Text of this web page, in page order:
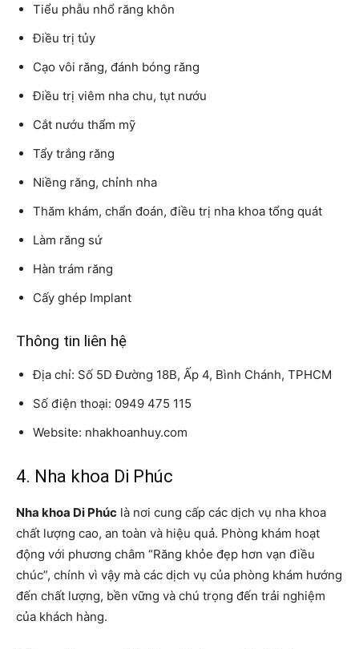
Tiểu phẫu nhổ răng khôn
Điều trị tủy
Cạo vôi răng, đánh bóng răng
Điều trị viêm nha chu, tụt nướu
Cắt nướu thẩm mỹ
Tẩy trắng răng
Niềng răng, chỉnh nha
Thăm khám, chẩn đoán, điều trị nha khoa tổng quát
Làm răng sứ
Hàn trám răng
Cấy ghép Implant
Thông tin liên hệ
Địa chỉ: Số 5D Đường 18B, Ấp 4, Bình Chánh, TPHCM
Số điện thoại: 0949 475 115
Website: nhakhoanhuy.com
4. Nha khoa Di Phúc
Nha khoa Di Phúc là nơi cung cấp các dịch vụ nha khoa
chất lượng cao, an toàn và hiệu quả. Phòng khám hoạt
động với phương châm “Răng khỏe đẹp hơn vạn điều
chúc”, chính vì vậy mà các dịch vụ của phòng khám hướng
đến chất lượng, bền vững và chú trọng đến trải nghiệm
của khách hàng.